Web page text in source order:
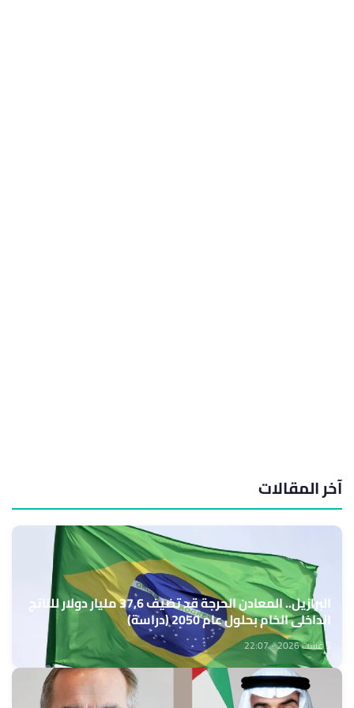
آخر المقالات
البرازيل.. المعادن الحرجة قد تضيف 37,6 مليار دولار للناتج
الداخلي الخام بحلول عام 2050 (دراسة)
5 غشت 2026 - 22:07